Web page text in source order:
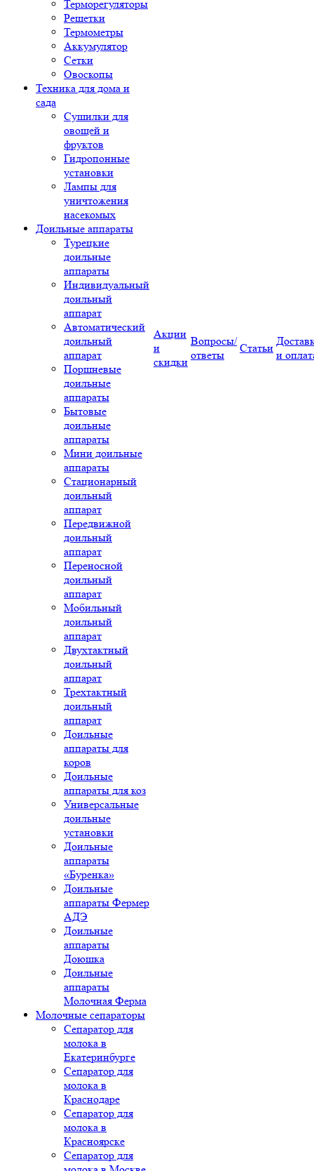
Терморегуляторы
Решетки
Термометры
Аккумулятор
Сетки
Овоскопы
Техника для дома и
сада
Сушилки для
овощей и
фруктов
Гидропонные
установки
Лампы для
уничтожения
насекомых
Доильные аппараты
Турецкие
доильные
аппараты
Индивидуальный
доильный
аппарат
Автоматический
доильный
аппарат
Поршневые
доильные
аппараты
Бытовые
доильные
аппараты
Мини доильные
аппараты
Стационарный
доильный
аппарат
Передвижной
доильный
аппарат
Переносной
доильный
аппарат
Мобильный
доильный
аппарат
Двухтактный
доильный
аппарат
Трехтактный
доильный
аппарат
Доильные
аппараты для
коров
Доильные
аппараты для коз
Универсальные
доильные
установки
Доильные
аппараты
«Буренка»
Доильные
аппараты Фермер
АДЭ
Доильные
аппараты
Доюшка
Доильные
аппараты
Молочная Ферма
Молочные сепараторы
Сепаратор для
молока в
Екатеринбурге
Сепаратор для
молока в
Краснодаре
Сепаратор для
молока в
Красноярске
Сепаратор для
Акции
и
скидки
Вопросы/
ответы
Статьи
и